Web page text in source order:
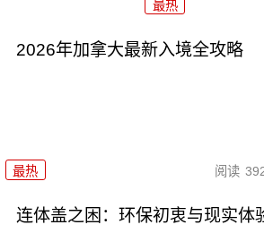
最热
2026年加拿大最新入境全攻略
最热 阅读
连体盖之困：环保初衷与现实体